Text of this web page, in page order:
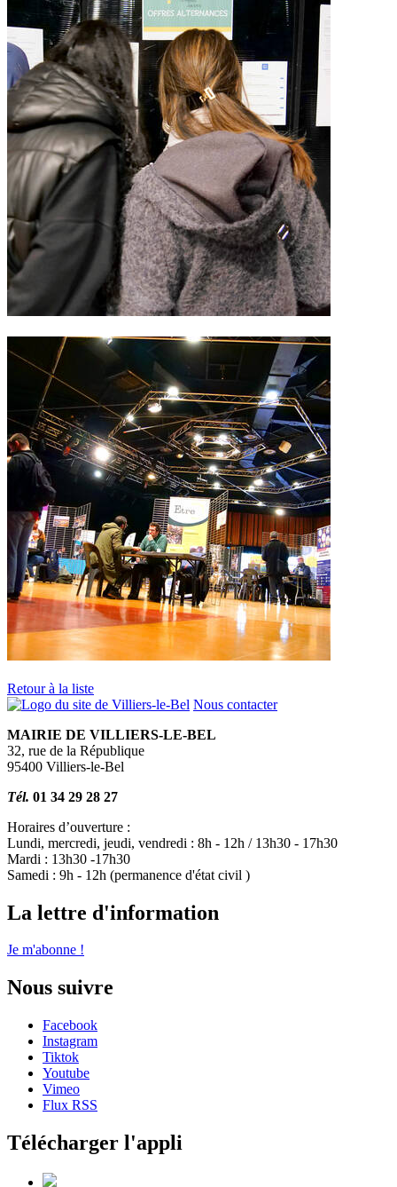
Retour à la liste
Nous contacter
MAIRIE DE VILLIERS-LE-BEL
32, rue de la République
95400 Villiers-le-Bel
Tél. 01 34 29 28 27
Horaires d’ouverture :
Lundi, mercredi, jeudi, vendredi : 8h - 12h / 13h30 - 17h30
Mardi : 13h30 -17h30
Samedi : 9h - 12h (permanence d'état civil )
La lettre d'information
Je m'abonne !
Nous suivre
Facebook
Instagram
Tiktok
Youtube
Vimeo
Flux RSS
Télécharger l'appli